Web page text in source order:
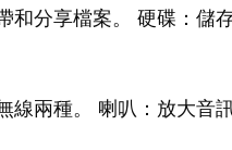
和分享檔案。 硬碟：
兩種。 喇叭：放大